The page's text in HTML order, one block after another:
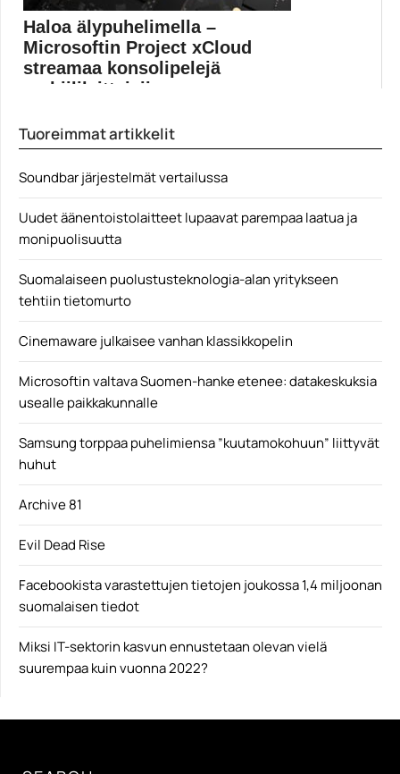
Haloa älypuhelimella –
Microsoftin Project xCloud
streamaa konsolipelejä
mobiililaitteisiin
mahdollistamaan...
Tuoreimmat artikkelit
Soundbar järjestelmät vertailussa
Uudet äänentoistolaitteet lupaavat parempaa laatua ja
monipuolisuutta
Suomalaiseen puolustusteknologia-alan yritykseen
tehtiin tietomurto
Cinemaware julkaisee vanhan klassikkopelin
Microsoftin valtava Suomen-hanke etenee: datakeskuksia
usealle paikkakunnalle
Samsung torppaa puhelimiensa ”kuutamokohuun” liittyvät
huhut
Archive 81
Evil Dead Rise
Facebookista varastettujen tietojen joukossa 1,4 miljoonan
suomalaisen tiedot
Miksi IT-sektorin kasvun ennustetaan olevan vielä
suurempaa kuin vuonna 2022?